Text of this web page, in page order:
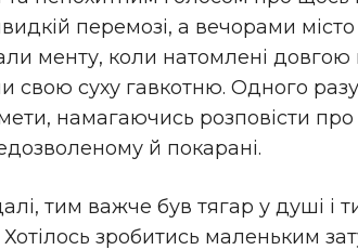
перемозі, а вечорами
менту, коли натомлені
суху гавкотню. Одного разу
намагаючись розповісти
й покарані.
тим важче був тягар у душі
Хотілось зробитись маленьким